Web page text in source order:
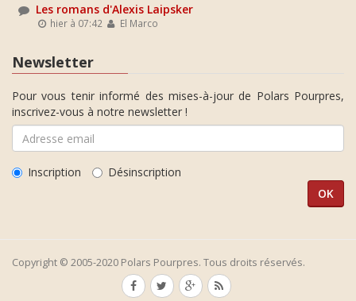
Les romans d'Alexis Laipsker
hier à 07:42 El Marco
Newsletter
Pour vous tenir informé des mises-à-jour de Polars Pourpres,
inscrivez-vous à notre newsletter !
Inscription Désinscription
Copyright © 2005-2020 Polars Pourpres. Tous droits réservés.